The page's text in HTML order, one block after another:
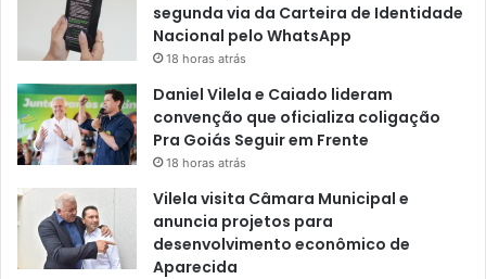
segunda via da Carteira de Identidade
Nacional pelo WhatsApp
18 horas atrás
Daniel Vilela e Caiado lideram
convenção que oficializa coligação
Pra Goiás Seguir em Frente
18 horas atrás
Vilela visita Câmara Municipal e
anuncia projetos para
desenvolvimento econômico de
Aparecida